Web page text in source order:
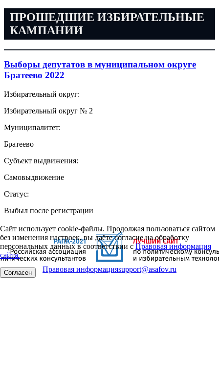
ПРОШЕДШИЕ ИЗБИРАТЕЛЬНЫЕ
КАМПАНИИ
Выборы депутатов в муниципальном округе
Братеево 2022
Избирательный округ:
Избирательный округ № 2
Муниципалитет:
Братеево
Субъект выдвижения:
Самовыдвижение
Статус:
Выбыл после регистрации
Сайт использует cookie-файлы. Продолжая пользоваться сайтом
без изменения настроек, вы даёте согласие на обработку
персональных данных в соответствии сПравовая информация
сайта.
Согласен Правовая информацияsupport@asafov.ru